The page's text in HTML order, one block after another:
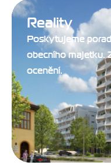
Reality
Poskytujeme
obecního majetku.
ocenění.